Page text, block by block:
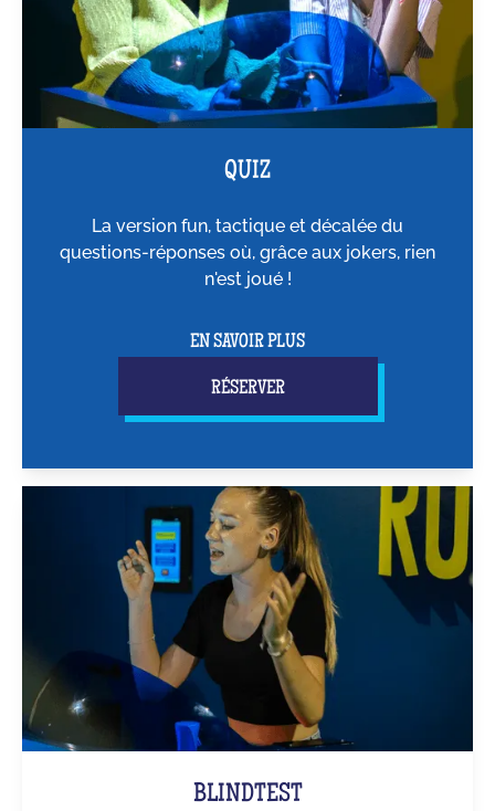
QUIZ
La version fun, tactique et décalée du
questions-réponses où, grâce aux jokers, rien
n'est joué !
EN SAVOIR PLUS
RÉSERVER
BLINDTEST